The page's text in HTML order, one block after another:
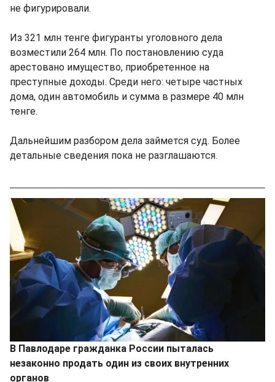
не фигурировали.
Из 321 млн тенге фигуранты уголовного дела
возместили 264 млн. По постановлению суда
арестовано имущество, приобретенное на
преступные доходы. Среди него: четыре частных
дома, один автомобиль и сумма в размере 40 млн
тенге.
Дальнейшим разбором дела займется суд. Более
детальные сведения пока не разглашаются.
В Павлодаре гражданка России пыталась
незаконно продать один из своих внутренних
органов